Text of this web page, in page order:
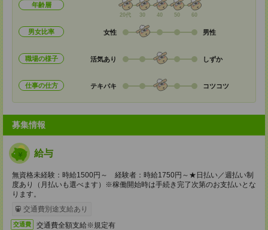
年齢層
20代 30 40 50 60
男女比率 女性 男性
職場の様子 活気あり しずか
仕事の仕方 テキパキ コツコツ
募集情報
給与
無資格未経験：時給1500円～ 経験者：時給1750円～★日払い／週払い制
度あり（月払いも選べます）※稼働開始時は手続き完了次第のお支払いとな
ります。
交通費別途支給あり
交通費 交通費全額支給※規定有